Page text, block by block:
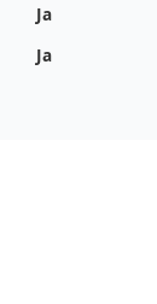
Ja
Ja